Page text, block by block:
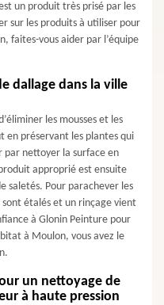
un produit très prisé par les
sur les produits à utiliser pour
faites-vous aider par l’équipe
dallage dans la ville
les mousses et les
en préservant les plantes qui
nettoyer la surface en
approprié est ensuite
saletés. Pour parachever les
étalés et un rinçage vient
à Glonin Peinture pour
à Moulon, vous avez le
un nettoyage de
à haute pression